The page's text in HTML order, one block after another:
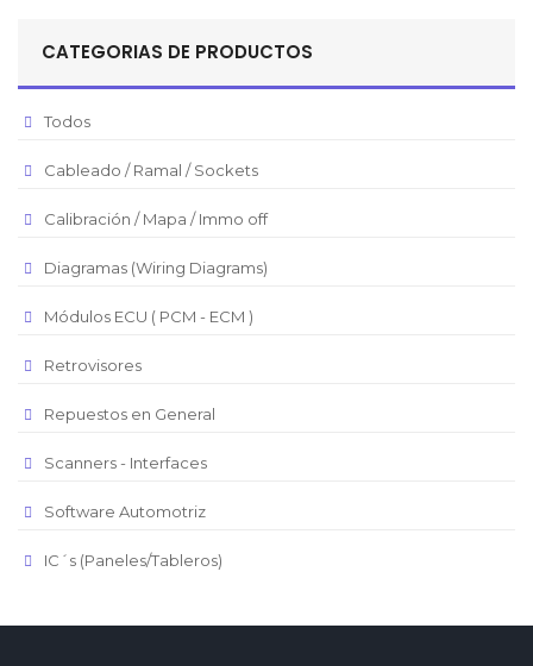
Pesos Mexicanos
Euro
Real Brasilero
CATEGORIAS DE PRODUCTOS
Todos
Cableado / Ramal / Sockets
Calibración / Mapa / Immo off
Diagramas (Wiring Diagrams)
Módulos ECU ( PCM - ECM )
Retrovisores
Repuestos en General
Scanners - Interfaces
Software Automotriz
IC´s (Paneles/Tableros)